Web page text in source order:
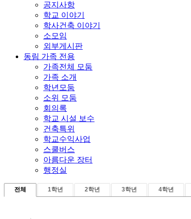
공지사항
학교 이야기
학사건축 이야기
소모임
외부게시판
동림 가족 전용
가족전체 모둠
가족 소개
학년모둠
소위 모둠
회의록
학교 시설 보수
건축특위
학교수익사업
스쿨버스
아름다운 장터
행정실
전체 1학년 2학년 3학년 4학년